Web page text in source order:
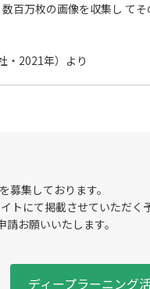
百万枚の画像を収集し て
・2021年）より
募集しております。
トにて掲載させていただく
お願いいたします。
ディープラーニング